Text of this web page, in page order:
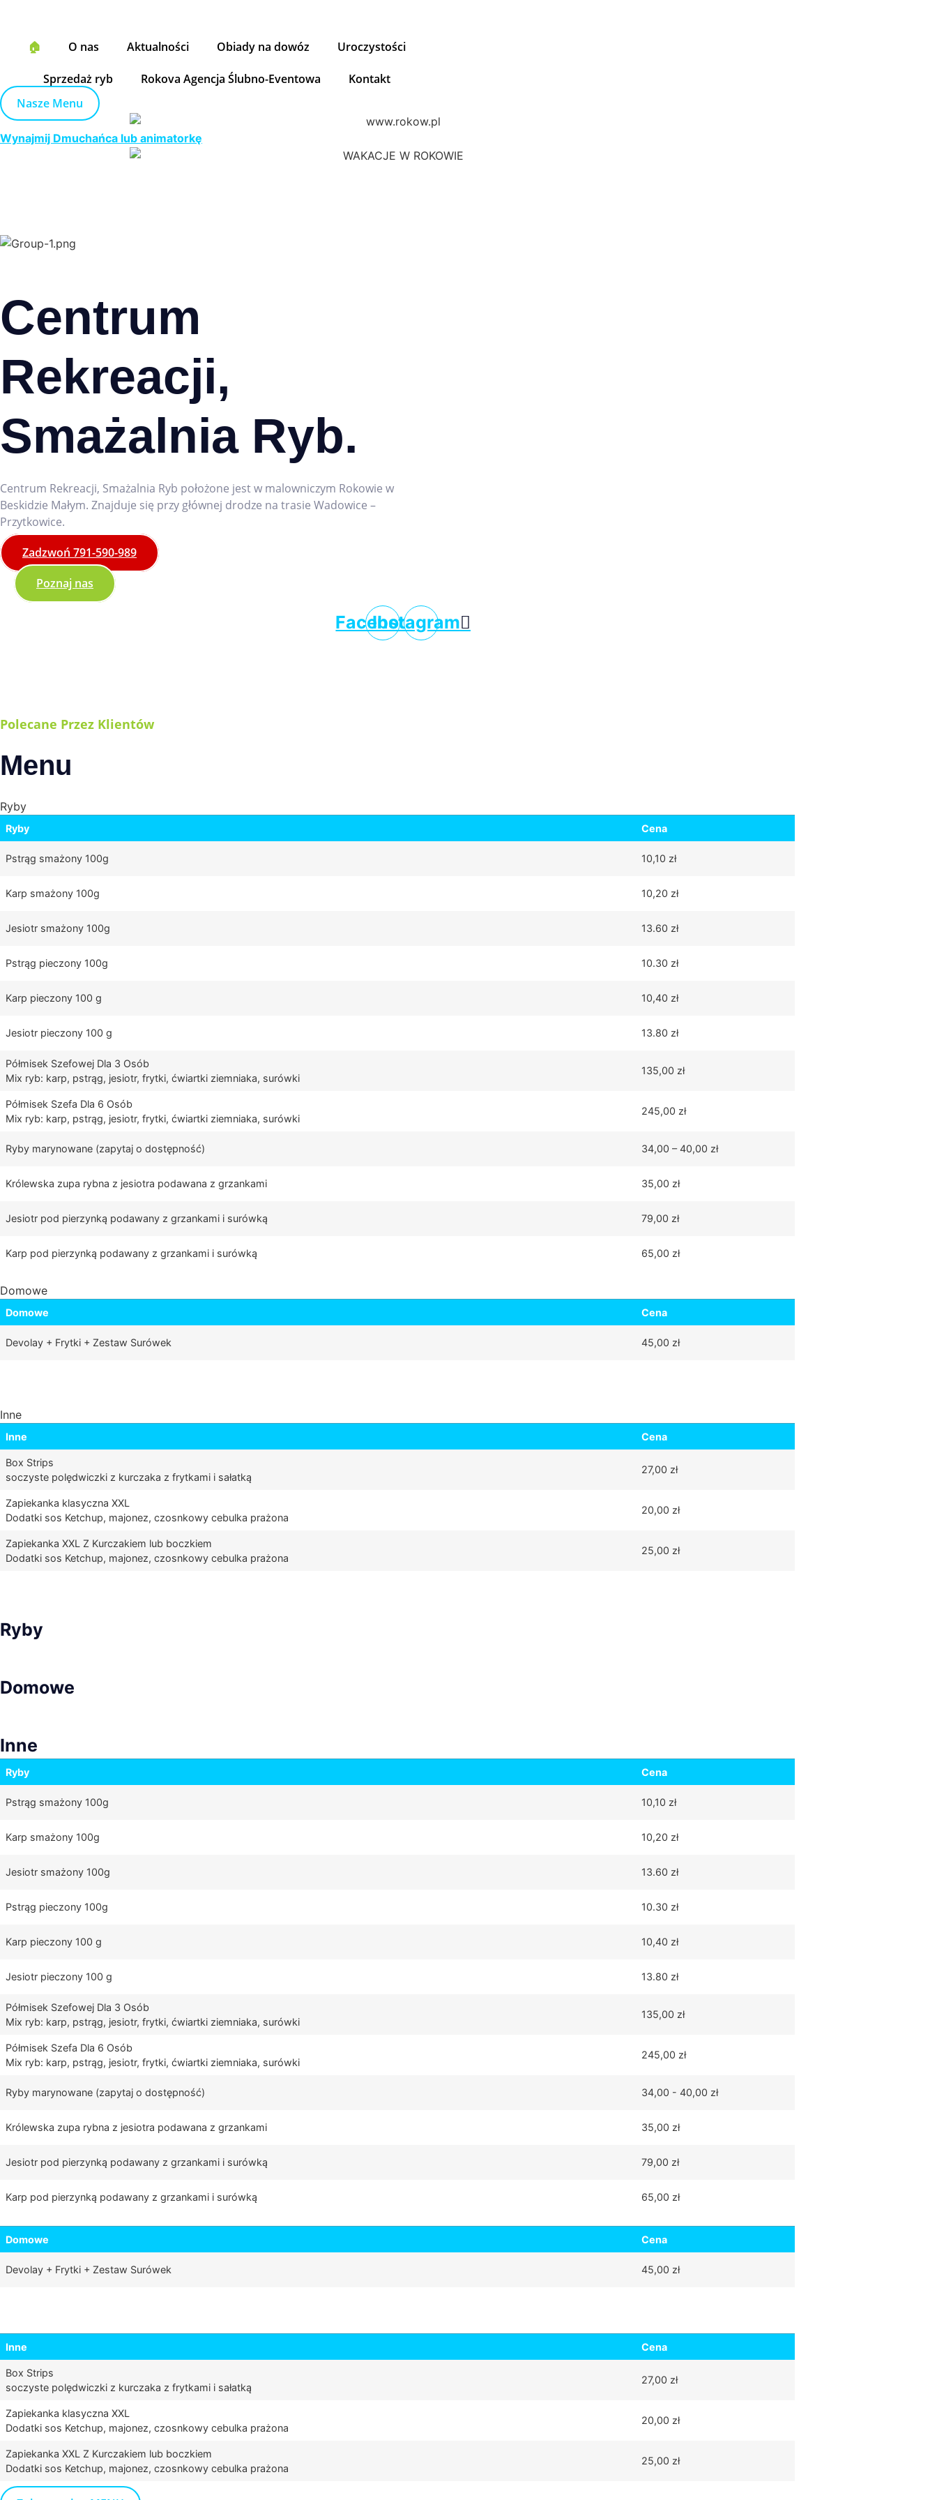
treści🏠 O nas Aktualności Obiady na dowóz Uroczystości
Sprzedaż ryb Rokova Agencja Ślubno-Eventowa
Kontakt
Nasze Menu
Wynajmij Dmuchańca lub animatorkę
Centrum
Rekreacji,
Smażalnia Ryb.
Centrum Rekreacji, Smażalnia Ryb położone jest w malowniczym Rokowie w
Beskidzie Małym. Znajduje się przy głównej drodze na trasie Wadowice –
Przytkowice.
Zadzwoń 791-590-989
Poznaj nas
Facebook
Instagram
Polecane Przez Klientów
Menu
Ryby
Ryby Cena
Pstrąg smażony 100g 10,10 zł
Karp smażony 100g 10,20 zł
Jesiotr smażony 100g 13.60 zł
Pstrąg pieczony 100g 10.30 zł
Karp pieczony 100 g 10,40 zł
Jesiotr pieczony 100 g 13.80 zł
Półmisek Szefowej Dla 3 Osób
Mix ryb: karp, pstrąg, jesiotr, frytki, ćwiartki ziemniaka, surówki
135,00 zł
Półmisek Szefa Dla 6 Osób
Mix ryb: karp, pstrąg, jesiotr, frytki, ćwiartki ziemniaka, surówki
245,00 zł
Ryby marynowane (zapytaj o dostępność) 34,00 – 40,00 zł
Królewska zupa rybna z jesiotra podawana z grzankami 35,00 zł
Jesiotr pod pierzynką podawany z grzankami i surówką 79,00 zł
Karp pod pierzynką podawany z grzankami i surówką 65,00 zł
Domowe
Domowe Cena
Devolay + Frytki + Zestaw Surówek 45,00 zł
Inne
Inne Cena
Box Strips
soczyste polędwiczki z kurczaka z frytkami i sałatką
27,00 zł
Zapiekanka klasyczna XXL
Dodatki sos Ketchup, majonez, czosnkowy cebulka prażona
20,00 zł
Zapiekanka XXL Z Kurczakiem lub boczkiem
Dodatki sos Ketchup, majonez, czosnkowy cebulka prażona
25,00 zł
Ryby
Domowe
Inne
Ryby Cena
Pstrąg smażony 100g 10,10 zł
Karp smażony 100g 10,20 zł
Jesiotr smażony 100g 13.60 zł
Pstrąg pieczony 100g 10.30 zł
Karp pieczony 100 g 10,40 zł
Jesiotr pieczony 100 g 13.80 zł
Półmisek Szefowej Dla 3 Osób
Mix ryb: karp, pstrąg, jesiotr, frytki, ćwiartki ziemniaka, surówki
135,00 zł
Półmisek Szefa Dla 6 Osób
Mix ryb: karp, pstrąg, jesiotr, frytki, ćwiartki ziemniaka, surówki
245,00 zł
Ryby marynowane (zapytaj o dostępność) 34,00 - 40,00 zł
Królewska zupa rybna z jesiotra podawana z grzankami 35,00 zł
Jesiotr pod pierzynką podawany z grzankami i surówką 79,00 zł
Karp pod pierzynką podawany z grzankami i surówką 65,00 zł
Domowe Cena
Devolay + Frytki + Zestaw Surówek 45,00 zł
Inne Cena
Box Strips
soczyste polędwiczki z kurczaka z frytkami i sałatką
27,00 zł
Zapiekanka klasyczna XXL
Dodatki sos Ketchup, majonez, czosnkowy cebulka prażona
20,00 zł
Zapiekanka XXL Z Kurczakiem lub boczkiem
Dodatki sos Ketchup, majonez, czosnkowy cebulka prażona
25,00 zł